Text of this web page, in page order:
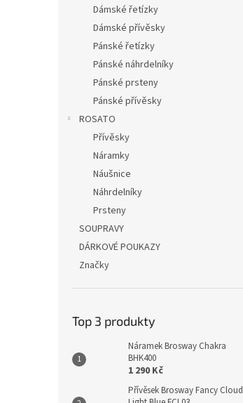
Dámské řetízky
Dámské přívěsky
Pánské řetízky
Pánské náhrdelníky
Pánské prsteny
Pánské přívěsky
ROSATO
Přívěsky
Náramky
Náušnice
Náhrdelníky
Prsteny
SOUPRAVY
DÁRKOVÉ POUKAZY
Značky
Top 3 produkty
Náramek Brosway Chakra
BHK400
1 290 Kč
Přívěsek Brosway Fancy Cloud